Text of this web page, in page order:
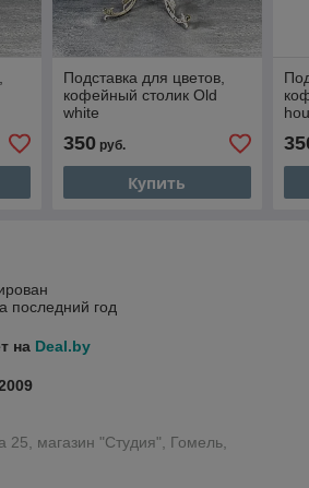
Подставка для цветов,
кофейный столик Old
white
350руб.
Купить
последний год
на Deal.by
25, магазин "Студия", Гомель,